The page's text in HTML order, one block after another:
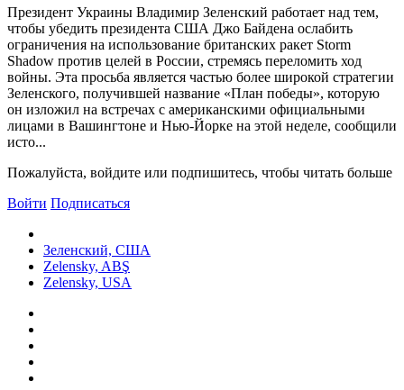
Президент Украины Владимир Зеленский работает над тем,
чтобы убедить президента США Джо Байдена ослабить
ограничения на использование британских ракет Storm
Shadow против целей в России, стремясь переломить ход
войны. Эта просьба является частью более широкой стратегии
Зеленского, получившей название «План победы», которую
он изложил на встречах с американскими официальными
лицами в Вашингтоне и Нью-Йорке на этой неделе, сообщили
исто...
Пожалуйста, войдите или подпишитесь, чтобы читать больше
Войти Подписаться
Зеленский, США
Zelensky, ABŞ
Zelensky, USA